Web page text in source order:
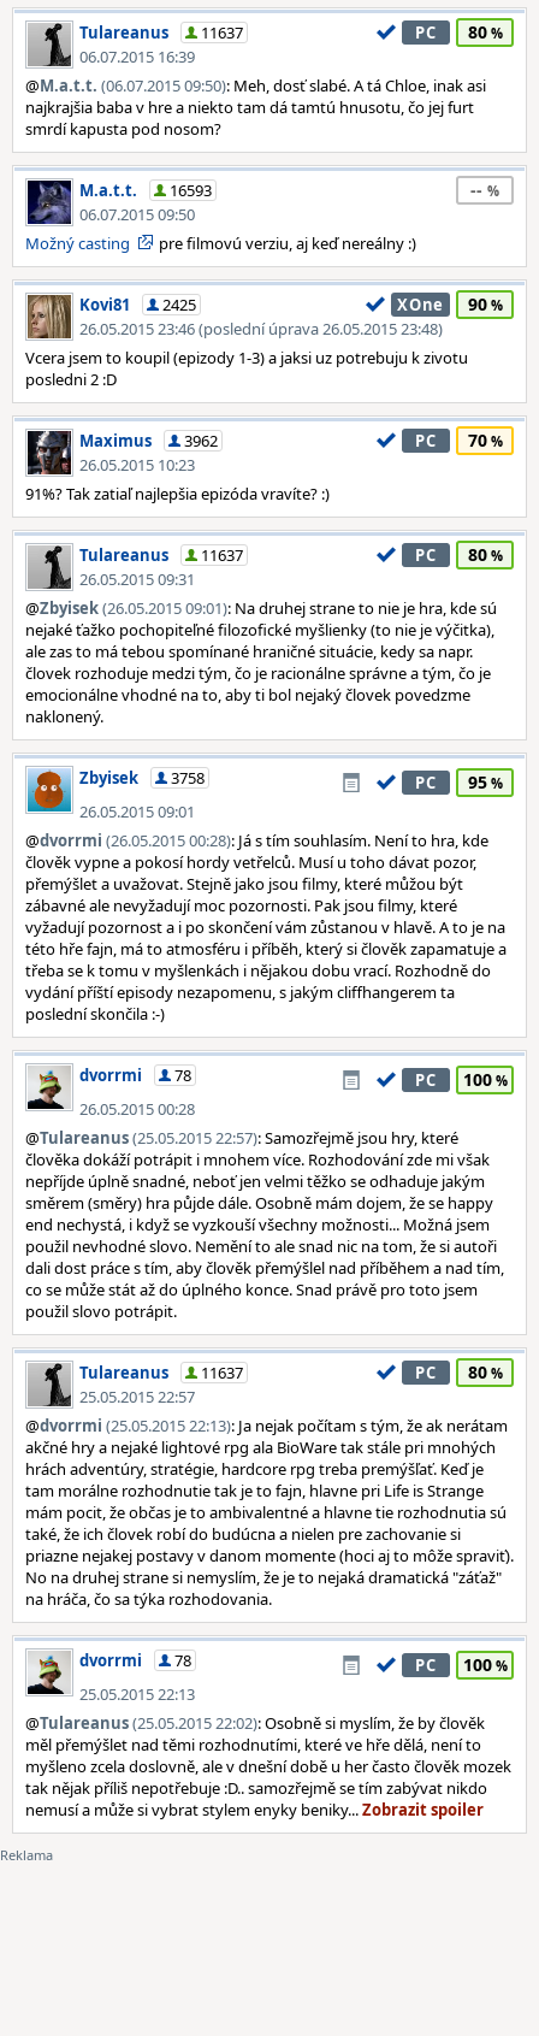
Tulareanus
11637
06.07.2015 16:39
PC 80
@M.a.t.t. (06.07.2015 09:50): Meh, dosť slabé. A tá Chloe, inak asi
najkrajšia baba v hre a niekto tam dá tamtú hnusotu, čo jej furt
smrdí kapusta pod nosom?
M.a.t.t.
16593
06.07.2015 09:50
--
Možný casting pre filmovú verziu, aj keď nereálny :)
Kovi81
2425
26.05.2015 23:46 (poslední úprava 26.05.2015 23:48)
XOne 90
Vcera jsem to koupil (epizody 1-3) a jaksi uz potrebuju k zivotu
posledni 2 :D
Maximus
3962
26.05.2015 10:23
PC 70
91%? Tak zatiaľ najlepšia epizóda vravíte? :)
Tulareanus
11637
26.05.2015 09:31
PC 80
@Zbyisek(26.05.2015 09:01): Na druhej strane to nie je hra, kde sú
nejaké ťažko pochopiteľné filozofické myšlienky (to nie je výčitka),
ale zas to má tebou spomínané hraničné situácie, kedy sa napr.
človek rozhoduje medzi tým, čo je racionálne správne a tým, čo je
emocionálne vhodné na to, aby ti bol nejaký človek povedzme
naklonený.
Zbyisek
3758
26.05.2015 09:01
PC 95
@dvorrmi (26.05.2015 00:28): Já s tím souhlasím. Není to hra, kde
člověk vypne a pokosí hordy vetřelců. Musí u toho dávat pozor,
přemýšlet a uvažovat. Stejně jako jsou filmy, které můžou být
zábavné ale nevyžadují moc pozornosti. Pak jsou filmy, které
vyžadují pozornost a i po skončení vám zůstanou v hlavě. A to je na
této hře fajn, má to atmosféru i příběh, který si člověk zapamatuje a
třeba se k tomu v myšlenkách i nějakou dobu vrací. Rozhodně do
vydání příští episody nezapomenu, s jakým cliffhangerem ta
poslední skončila :-)
dvorrmi
78
26.05.2015 00:28
PC 100
@Tulareanus(25.05.2015 22:57): Samozřejmě jsou hry, které
člověka dokáží potrápit i mnohem více. Rozhodování zde mi však
nepříjde úplně snadné, neboť jen velmi těžko se odhaduje jakým
směrem (směry) hra půjde dále. Osobně mám dojem, že se happy
end nechystá, i když se vyzkouší všechny možnosti... Možná jsem
použil nevhodné slovo. Nemění to ale snad nic na tom, že si autoři
dali dost práce s tím, aby člověk přemýšlel nad příběhem a nad tím,
co se může stát až do úplného konce. Snad právě pro toto jsem
použil slovo potrápit.
Tulareanus
11637
25.05.2015 22:57
PC 80
@dvorrmi (25.05.2015 22:13): Ja nejak počítam s tým, že ak nerátam
akčné hry a nejaké lightové rpg ala BioWare tak stále pri mnohých
hrách adventúry, stratégie, hardcore rpg treba premýšľať. Keď je
tam morálne rozhodnutie tak je to fajn, hlavne pri Life is Strange
mám pocit, že občas je to ambivalentné a hlavne tie rozhodnutia sú
také, že ich človek robí do budúcna a nielen pre zachovanie si
priazne nejakej postavy v danom momente (hoci aj to môže spraviť).
No na druhej strane si nemyslím, že je to nejaká dramatická "záťaž"
na hráča, čo sa týka rozhodovania.
dvorrmi
78
25.05.2015 22:13
PC 100
@Tulareanus(25.05.2015 22:02): Osobně si myslím, že by člověk
měl přemýšlet nad těmi rozhodnutími, které ve hře dělá, není to
myšleno zcela doslovně, ale v dnešní době u her často člověk mozek
tak nějak příliš nepotřebuje :D.. samozřejmě se tím zabývat nikdo
nemusí a může si vybrat stylem enyky beniky...